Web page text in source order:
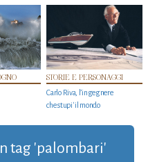
STORIE E PERSONAGGI
Carlo Riva, l’ingegnere
che stupi' il mondo
tag 'palombari'